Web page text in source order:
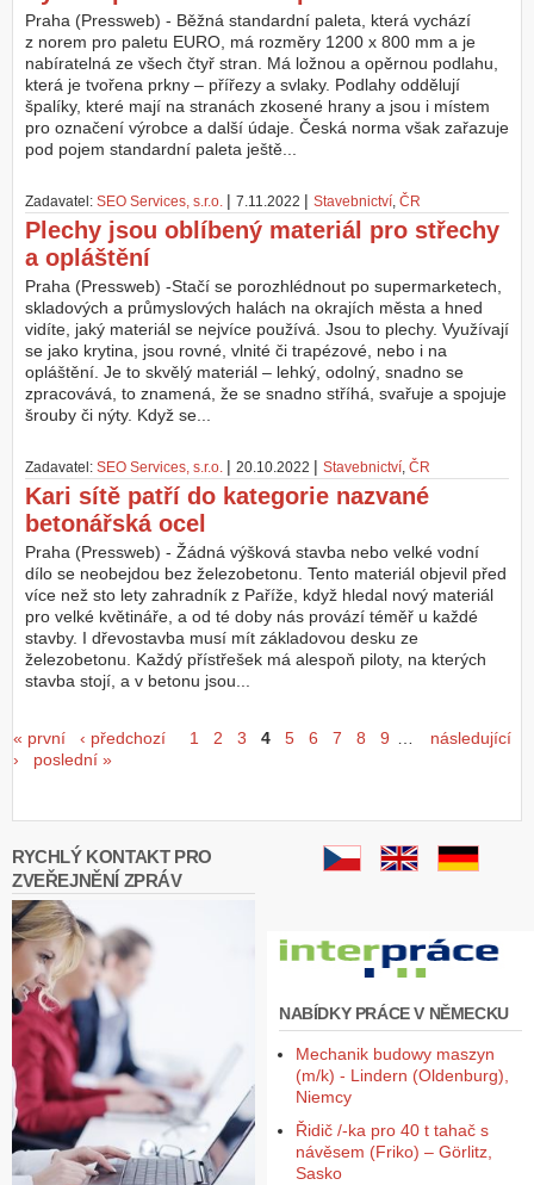
Praha (Pressweb) - Běžná standardní paleta, která vychází
z norem pro paletu EURO, má rozměry 1200 x 800 mm a je
nabíratelná ze všech čtyř stran. Má ložnou a opěrnou podlahu,
která je tvořena prkny – přířezy a svlaky. Podlahy oddělují
špalíky, které mají na stranách zkosené hrany a jsou i místem
pro označení výrobce a další údaje. Česká norma však zařazuje
pod pojem standardní paleta ještě...
Zadavatel: SEO Services, s.r.o. | 7.11.2022 | Stavebnictví, ČR
Plechy jsou oblíbený materiál pro střechy
a opláštění
Praha (Pressweb) -Stačí se porozhlédnout po supermarketech,
skladových a průmyslových halách na okrajích města a hned
vidíte, jaký materiál se nejvíce používá. Jsou to plechy. Využívají
se jako krytina, jsou rovné, vlnité či trapézové, nebo i na
opláštění. Je to skvělý materiál – lehký, odolný, snadno se
zpracovává, to znamená, že se snadno stříhá, svařuje a spojuje
šrouby či nýty. Když se...
Zadavatel: SEO Services, s.r.o. | 20.10.2022 | Stavebnictví, ČR
Kari sítě patří do kategorie nazvané
betonářská ocel
Praha (Pressweb) - Žádná výšková stavba nebo velké vodní
dílo se neobejdou bez železobetonu. Tento materiál objevil před
více než sto lety zahradník z Paříže, když hledal nový materiál
pro velké květináře, a od té doby nás provází téměř u každé
stavby. I dřevostavba musí mít základovou desku ze
železobetonu. Každý přístřešek má alespoň piloty, na kterých
stavba stojí, a v betonu jsou...
Stránky
« první ‹ předchozí 1 2 3 4 5 6 7 8 9 …
následující
›
poslední »
RYCHLÝ KONTAKT PRO
ZVEŘEJNĚNÍ ZPRÁV
NABÍDKY PRÁCE V NĚMECKU
Mechanik budowy maszyn
(m/k) - Lindern (Oldenburg),
Niemcy
Řidič /-ka pro 40 t tahač s
návěsem (Friko) – Görlitz,
Sasko